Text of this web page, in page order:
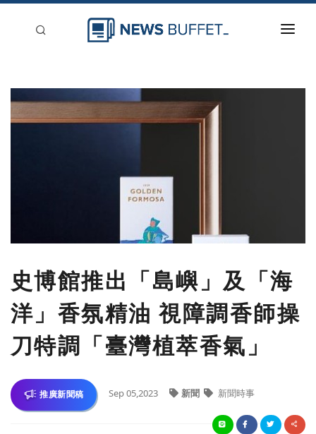
登入
史博館推出「島嶼」及「海
洋」香氛精油 視障調香師操
刀特調「臺灣植萃香氣」
推廣新聞稿 Sep 05,2023 新聞 新聞時事